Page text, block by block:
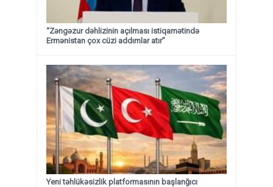
“Zəngəzur dəhlizinin açılması istiqamətində
Ermənistan çox cüzi addımlar atır”
Yeni təhlükəsizlik platformasının başlanğıcı